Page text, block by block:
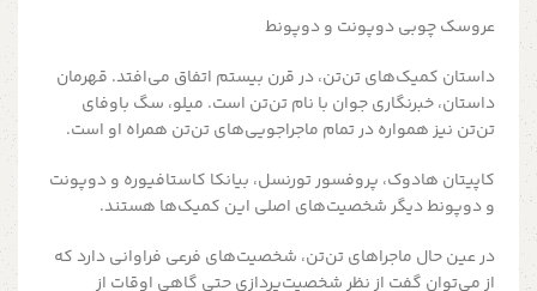
عروسک چوبی دوپونت و دوپونط
داستان کمیک‌های تن‌تن،‌ در قرن بیستم اتفاق می‌افتد. قهرمان
داستان، خبرنگاری جوان با نام تن‌تن است. میلو، سگ باوفای
تن‌تن نیز همواره در تمام ماجراجویی‌های تن‌تن همراه او است.
کاپیتان هادوک، پروفسور تورنسل، بیانکا کاستافیوره و دوپونت
و دوپونط دیگر شخصیت‌های اصلی این کمیک‌ها هستند.
در عین حال ماجراهای تن‌تن، شخصیت‌های فرعی فراوانی دارد که
از می‌توان گفت از نظر شخصیت‌پردازی حتی گاهی اوقات از